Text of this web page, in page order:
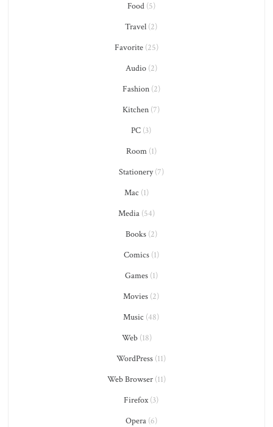
Food(5)
Travel (2)
Favorite (25)
Audio(2)
Fashion(2)
Kitchen (7)
PC (3)
Room(1)
Stationery(7)
Mac (1)
Media (54)
Books(2)
Comics(1)
Games(1)
Movies (2)
Music (48)
Web(18)
WordPress (11)
Web Browser (11)
Firefox(3)
Opera(6)